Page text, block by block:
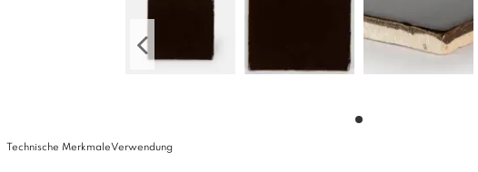
Technische MerkmaleVerwendung